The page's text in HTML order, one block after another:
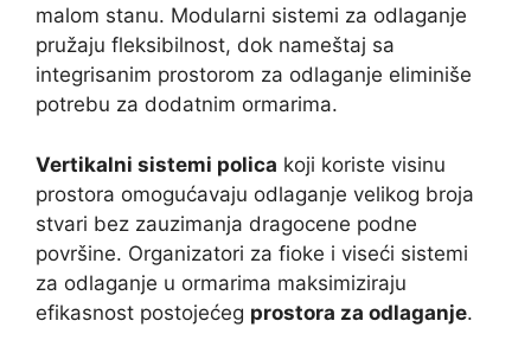
malom stanu. Modularni sistemi za odlaganje
pružaju fleksibilnost, dok nameštaj sa
integrisanim prostorom za odlaganje eliminiše
potrebu za dodatnim ormarima.
Vertikalni sistemi polica koji koriste visinu
prostora omogućavaju odlaganje velikog broja
stvari bez zauzimanja dragocene podne
površine. Organizatori za fioke i viseći sistemi
za odlaganje u ormarima maksimiziraju
efikasnost postojećeg prostora za odlaganje.